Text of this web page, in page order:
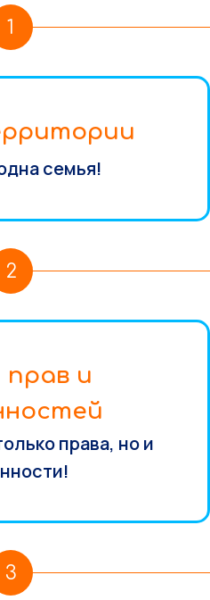
1
семья!
2
прав и
права, но и
3